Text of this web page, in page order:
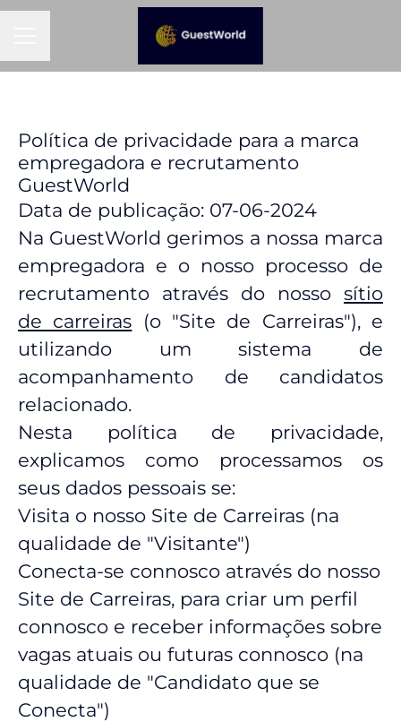
MENU DE CARREIRAS
Política de privacidade para a marca
empregadora e recrutamento
GuestWorld
Data de publicação: 07-06-2024
Na GuestWorld gerimos a nossa marca
empregadora e o nosso processo de
recrutamento através do nosso sítio
de carreiras (o "Site de Carreiras"), e
utilizando um sistema de
acompanhamento de candidatos
relacionado.
Nesta política de privacidade,
explicamos como processamos os
seus dados pessoais se:
Visita o nosso Site de Carreiras (na
qualidade de "Visitante")
Conecta-se connosco através do nosso
Site de Carreiras, para criar um perfil
connosco e receber informações sobre
vagas atuais ou futuras connosco (na
qualidade de "Candidato que se
Conecta")